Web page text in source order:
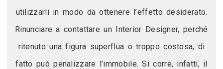
utilizzarli in modo da ottenere l’effetto desiderato.
Rinunciare a contattare un Interior Designer, perché
ritenuto una figura superflua o troppo costosa, di
fatto può penalizzare l’immobile. Si corre, infatti, il